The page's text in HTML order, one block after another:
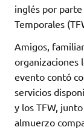
inglés por
Temporales
Amigos,
organizaciones
evento contó
servicios
y los TFW,
almuerzo